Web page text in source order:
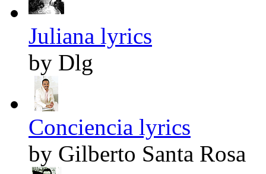
Juliana lyrics
by Dlg
Conciencia lyrics
by Gilberto Santa Rosa